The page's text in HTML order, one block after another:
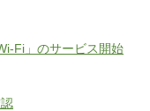
Fi」のサービス開始